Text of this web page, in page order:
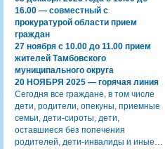
16.00 — совместный с
прокуратурой области прием
граждан
27 ноября с 10.00 до 11.00 прием
жителей Тамбовского
муниципального округа
20 НОЯБРЯ 2025 — горячая линия
Сегодня все граждане, в том числе
дети, родители, опекуны, приемные
семьи, дети-сироты, дети,
оставшиеся без попечения
родителей, дети-инвалиды и иные…